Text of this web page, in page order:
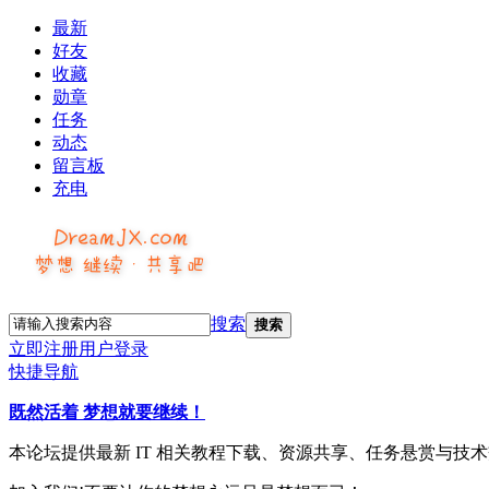
最新
好友
收藏
勋章
任务
动态
留言板
充电
搜索 搜索
立即注册用户登录
快捷导航
既然活着 梦想就要继续！
本论坛提供最新 IT 相关教程下载、资源共享、任务悬赏与技